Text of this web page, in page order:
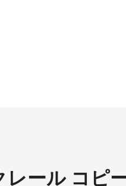
レール コピ